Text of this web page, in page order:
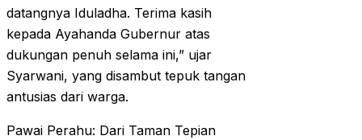
datangnya Iduladha. Terima kasih
kepada Ayahanda Gubernur atas
dukungan penuh selama ini,” ujar
Syarwani, yang disambut tepuk tangan
antusias dari warga.
Pawai Perahu: Dari Taman Tepian